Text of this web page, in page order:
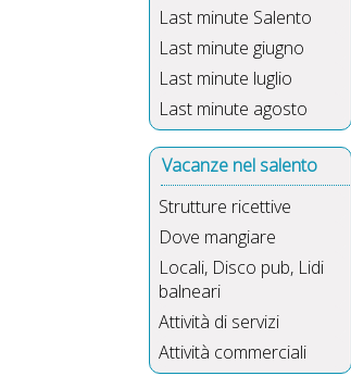
Last minute Salento
Last minute giugno
Last minute luglio
Last minute agosto
Vacanze nel salento
Strutture ricettive
Dove mangiare
Locali, Disco pub, Lidi
balneari
Attività di servizi
Attività commerciali